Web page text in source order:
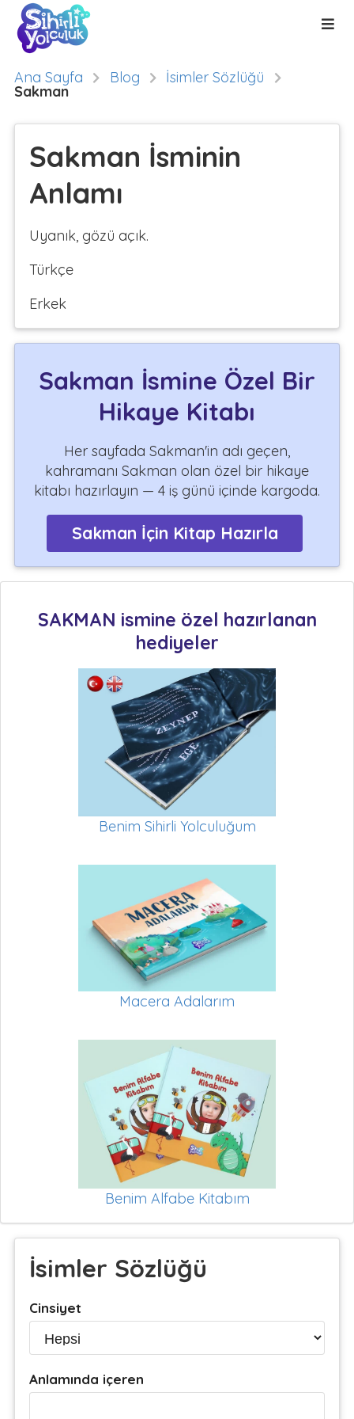
Ana Sayfa Blog İsimler Sözlüğü
Sakman
Sakman İsminin
Anlamı
Uyanık, gözü açık.
Türkçe
Erkek
Sakman İsmine Özel Bir
Hikaye Kitabı
Her sayfada Sakman'in adı geçen,
kahramanı Sakman olan özel bir hikaye
kitabı hazırlayın — 4 iş günü içinde kargoda.
Sakman İçin Kitap Hazırla
SAKMAN ismine özel hazırlanan
hediyeler
Benim Sihirli Yolculuğum
Macera Adalarım
Benim Alfabe Kitabım
İsimler Sözlüğü
Cinsiyet
Anlamında içeren